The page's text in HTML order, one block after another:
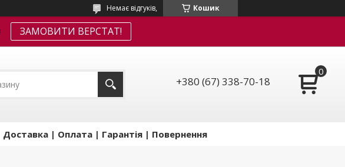
Кошик
Немає відгуків,
ЗАМОВИТИ ВЕРСТАТ!
+380 (67) 338-70-18
Доставка | Оплата | Гарантія | Повернення